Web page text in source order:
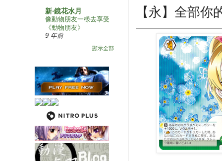
【永】全部你
新‧鏡花水月
像動物朋友一樣去享受
《動物朋友》
9 年前
顯示全部